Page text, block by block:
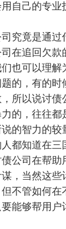
自己的专业
究竟是通过
在追回欠款
也可以理解
的，有的时
所以说讨债
的，往往都
的智力的较
都知道在三
公司在帮助
，当然这些
不管如何在
能够帮用户